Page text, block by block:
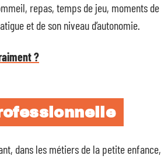
repas, temps de jeu, moments de
et de son niveau d’autonomie.
?
dans les métiers de la petite enfance,